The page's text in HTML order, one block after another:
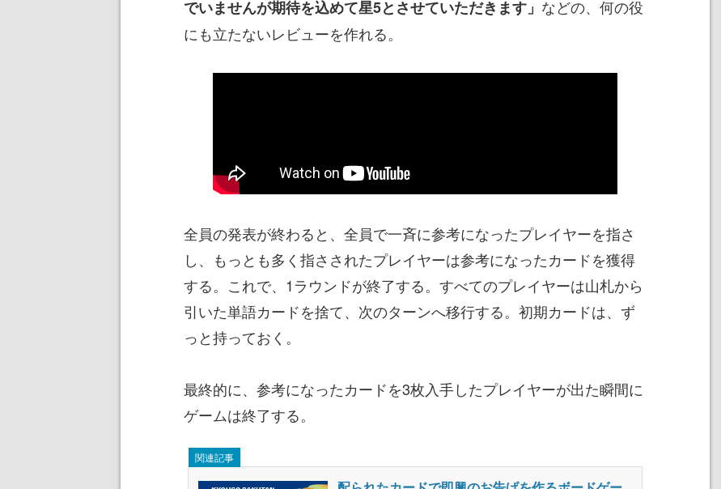
でいませんが期待を込めて星5とさせていただきます」 などの、何の役
にも立たないレビューを作れる。
全員の発表が終わると、全員で一斉に参考になったプレイヤーを指さ
し、もっとも多く指さされたプレイヤーは参考になったカードを獲得
する。これで、1ラウンドが終了する。すべてのプレイヤーは山札から
引いた単語カードを捨て、次のターンへ移行する。初期カードは、ず
っと持っておく。
最終的に、参考になったカードを3枚入手したプレイヤーが出た瞬間に
ゲームは終了する。
関連記事